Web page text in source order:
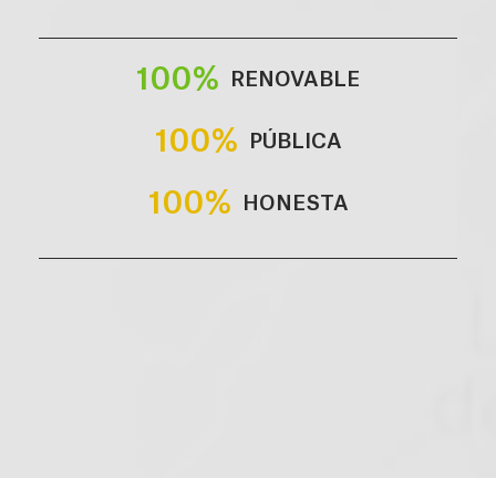
100% RENOVABLE
100% PÚBLICA
100% HONESTA